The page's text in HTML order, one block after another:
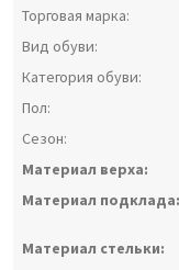
Торговая марка:
Вид обуви:
Категория обуви:
Пол:
Сезон:
Материал верха:
Материал подклада:
Материал стельки: